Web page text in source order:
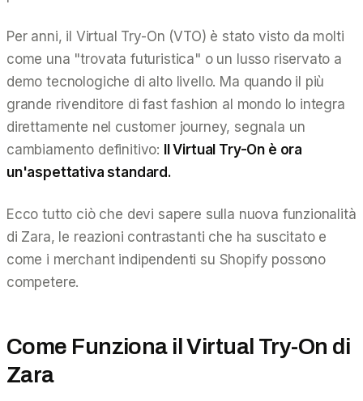
Per anni, il Virtual Try-On (VTO) è stato visto da molti
come una "trovata futuristica" o un lusso riservato a
demo tecnologiche di alto livello. Ma quando il più
grande rivenditore di fast fashion al mondo lo integra
direttamente nel customer journey, segnala un
cambiamento definitivo: Il Virtual Try-On è ora
un'aspettativa standard.
Ecco tutto ciò che devi sapere sulla nuova funzionalità
di Zara, le reazioni contrastanti che ha suscitato e
come i merchant indipendenti su Shopify possono
competere.
Come Funziona il Virtual Try-On di
Zara